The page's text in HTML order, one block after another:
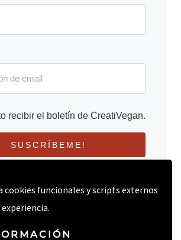
funcionales y scripts externos
recibir el boletín de CreatiVegan.
SUSCRÍBEME!